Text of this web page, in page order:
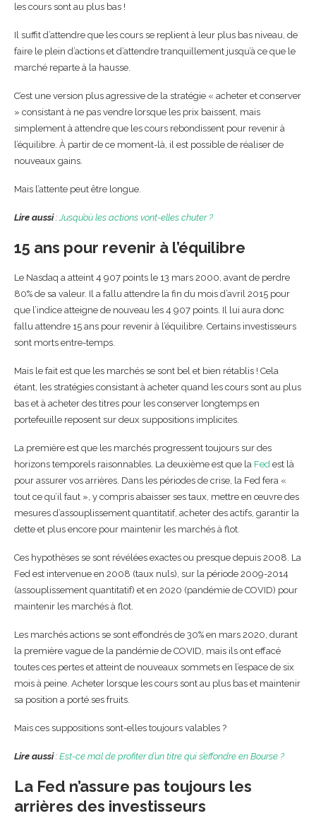
les cours sont au plus bas !
Il suffit d’attendre que les cours se replient à leur plus bas niveau, de
faire le plein d’actions et d’attendre tranquillement jusqu’à ce que le
marché reparte à la hausse.
C’est une version plus agressive de la stratégie « acheter et conserver
» consistant à ne pas vendre lorsque les prix baissent, mais
simplement à attendre que les cours rebondissent pour revenir à
l’équilibre. À partir de ce moment-là, il est possible de réaliser de
nouveaux gains.
Mais l’attente peut être longue.
Lire aussi: Jusqu’où les actions vont-elles chuter ?
15 ans pour revenir à l’équilibre
Le Nasdaq a atteint 4 907 points le 13 mars 2000, avant de perdre
80% de sa valeur. Il a fallu attendre la fin du mois d’avril 2015 pour
que l’indice atteigne de nouveau les 4 907 points. Il lui aura donc
fallu attendre 15 ans pour revenir à l’équilibre. Certains investisseurs
sont morts entre-temps.
Mais le fait est que les marchés se sont bel et bien rétablis ! Cela
étant, les stratégies consistant à acheter quand les cours sont au plus
bas et à acheter des titres pour les conserver longtemps en
portefeuille reposent sur deux suppositions implicites.
La première est que les marchés progressent toujours sur des
horizons temporels raisonnables. La deuxième est que la Fed est là
pour assurer vos arrières. Dans les périodes de crise, la Fed fera «
tout ce qu’il faut », y compris abaisser ses taux, mettre en œuvre des
mesures d’assouplissement quantitatif, acheter des actifs, garantir la
dette et plus encore pour maintenir les marchés à flot.
Ces hypothèses se sont révélées exactes ou presque depuis 2008. La
Fed est intervenue en 2008 (taux nuls), sur la période 2009-2014
(assouplissement quantitatif) et en 2020 (pandémie de COVID) pour
maintenir les marchés à flot.
Les marchés actions se sont effondrés de 30% en mars 2020, durant
la première vague de la pandémie de COVID, mais ils ont effacé
toutes ces pertes et atteint de nouveaux sommets en l’espace de six
mois à peine. Acheter lorsque les cours sont au plus bas et maintenir
sa position a porté ses fruits.
Mais ces suppositions sont-elles toujours valables ?
Lire aussi: Est-ce mal de profiter d’un titre qui s’effondre en Bourse ?
La Fed n’assure pas toujours les
arrières des investisseurs